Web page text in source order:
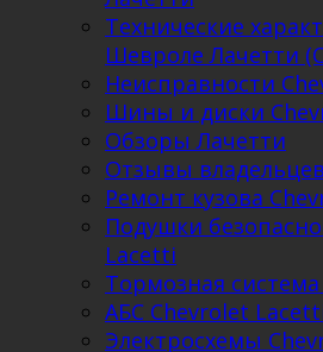
Технические
Шевроле Лачетти
Неисправности
Шины и диски
Обзоры Лачетти
Отзывы
Ремонт кузова
Подушки
Lacetti
Тормозная
АБС Chevrolet
Электросхемы